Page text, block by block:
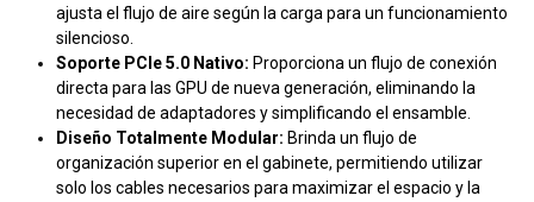
ajusta el flujo de aire según la carga para un funcionamiento
silencioso.
Soporte PCIe 5.0 Nativo: Proporciona un flujo de conexión
directa para las GPU de nueva generación, eliminando la
necesidad de adaptadores y simplificando el ensamble.
Diseño Totalmente Modular: Brinda un flujo de
organización superior en el gabinete, permitiendo utilizar
solo los cables necesarios para maximizar el espacio y la